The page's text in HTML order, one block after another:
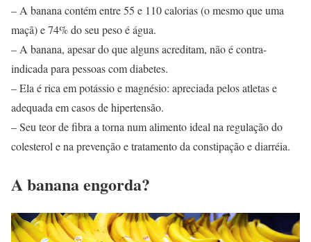
– A banana contém entre 55 e 110 calorias (o mesmo que uma
maçã) e 74% do seu peso é água.
– A banana, apesar do que alguns acreditam, não é contra-
indicada para pessoas com diabetes.
– Ela é rica em potássio e magnésio: apreciada pelos atletas e
adequada em casos de hipertensão.
– Seu teor de fibra a torna num alimento ideal na regulação do
colesterol e na prevenção e tratamento da constipação e diarréia.
A banana engorda?